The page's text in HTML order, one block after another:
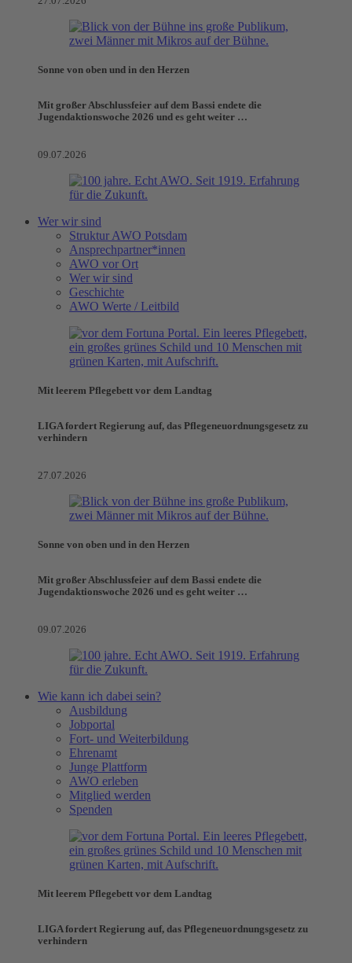
Sonne von oben und in den Herzen
Mit großer Abschlussfeier auf dem Bassi endete die
Jugendaktionswoche 2026 und es geht weiter …
09.07.2026
Wer wir sind
Struktur AWO Potsdam
Ansprechpartner*innen
AWO vor Ort
Wer wir sind
Geschichte
AWO Werte / Leitbild
Mit leerem Pflegebett vor dem Landtag
LIGA fordert Regierung auf, das Pflegeneuordnungsgesetz zu
verhindern
27.07.2026
Sonne von oben und in den Herzen
Mit großer Abschlussfeier auf dem Bassi endete die
Jugendaktionswoche 2026 und es geht weiter …
09.07.2026
Wie kann ich dabei sein?
Ausbildung
Jobportal
Fort- und Weiterbildung
Ehrenamt
Junge Plattform
AWO erleben
Mitglied werden
Spenden
Mit leerem Pflegebett vor dem Landtag
LIGA fordert Regierung auf, das Pflegeneuordnungsgesetz zu
verhindern